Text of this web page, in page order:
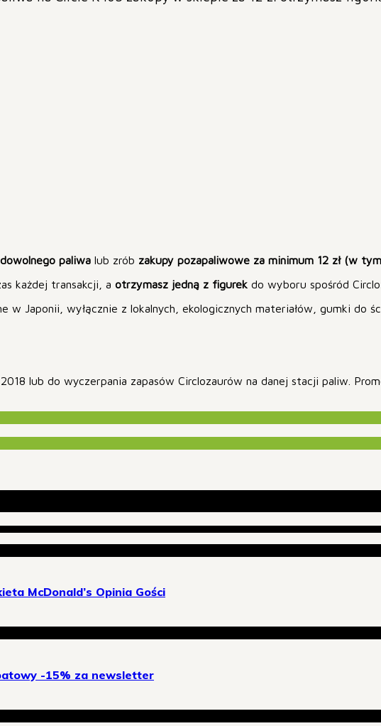
paliwa lub zrób zakupy pozapaliwowe za minimum 12 zł (w
każdej transakcji, a otrzymasz jedną z figurek do wyboru spośród
w Japonii, wyłącznie z lokalnych, ekologicznych materiałów, gumki do
lub do wyczerpania zapasów Circlozaurów na danej stacji paliw.
McDonald’s Opinia Gości
-15% za newsletter